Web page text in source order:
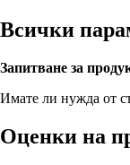
Всички
Запитване за
Имате ли нужда от
Оценки на